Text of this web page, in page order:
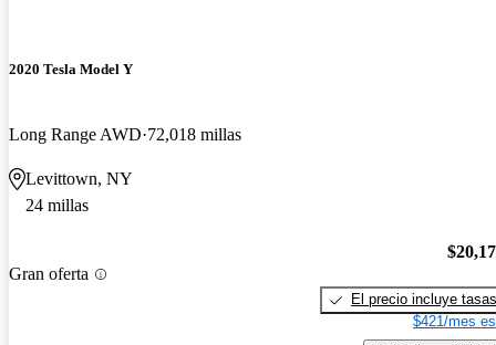
2020 Tesla Model Y
Long Range AWD 72,018 millas
Levittown, NY
24 millas
Gran oferta
El precio incluye tasas
$421/mes